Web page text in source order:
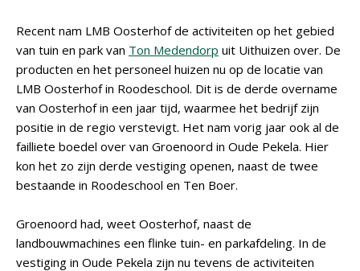
Recent nam LMB Oosterhof de activiteiten op het gebied
van tuin en park van Ton Medendorp uit Uithuizen over. De
producten en het personeel huizen nu op de locatie van
LMB Oosterhof in Roodeschool. Dit is de derde overname
van Oosterhof in een jaar tijd, waarmee het bedrijf zijn
positie in de regio verstevigt. Het nam vorig jaar ook al de
failliete boedel over van Groenoord in Oude Pekela. Hier
kon het zo zijn derde vestiging openen, naast de twee
bestaande in Roodeschool en Ten Boer.
Groenoord had, weet Oosterhof, naast de
landbouwmachines een flinke tuin- en parkafdeling. In de
vestiging in Oude Pekela zijn nu tevens de activiteiten